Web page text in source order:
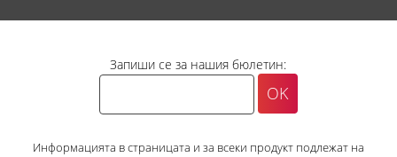
Запиши се за нашия бюлетин:
Информацията в страницата и за всеки продукт подлежат на